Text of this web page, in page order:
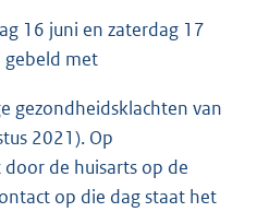
16 juni en zaterdag 17
gebeld met
gezondheidsklachten van
2021). Op
de huisarts op de
op die dag staat het